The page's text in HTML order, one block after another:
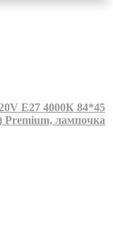
E27 4000К 84*45
Premium, лампочка